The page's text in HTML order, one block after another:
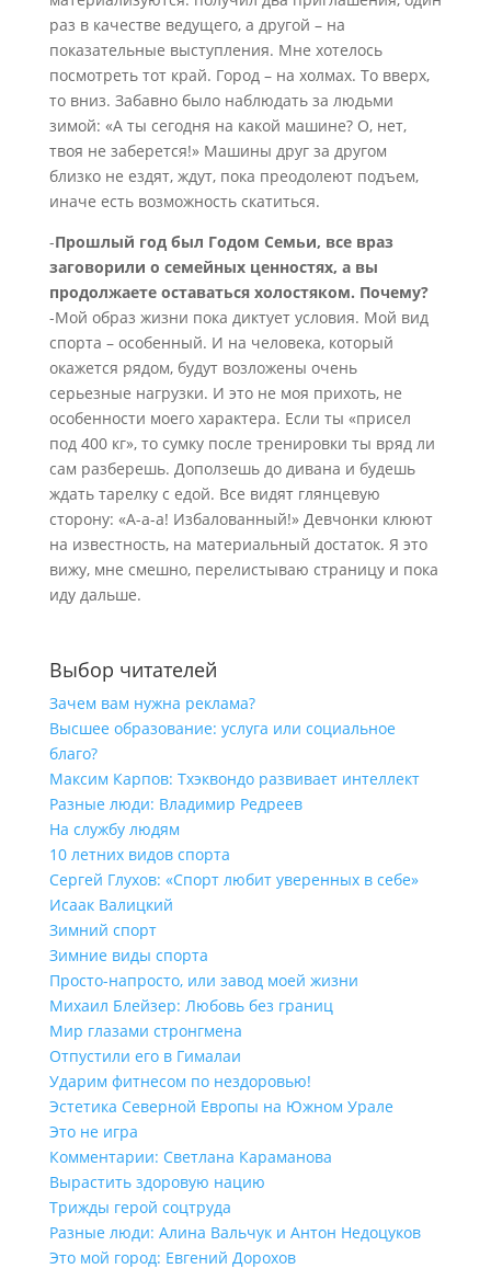
раз в качестве ведущего, а другой – на
показательные выступления. Мне хотелось
посмотреть тот край. Город – на холмах. То вверх,
то вниз. Забавно было наблюдать за людьми
зимой: «А ты сегодня на какой машине? О, нет,
твоя не заберется!» Машины друг за другом
близко не ездят, ждут, пока преодолеют подъем,
иначе есть возможность скатиться.
-Прошлый год был Годом Семьи, все враз
заговорили о семейных ценностях, а вы
продолжаете оставаться холостяком. Почему?
-Мой образ жизни пока диктует условия. Мой вид
спорта – особенный. И на человека, который
окажется рядом, будут возложены очень
серьезные нагрузки. И это не моя прихоть, не
особенности моего характера. Если ты «присел
под 400 кг», то сумку после тренировки ты вряд ли
сам разберешь. Доползешь до дивана и будешь
ждать тарелку с едой. Все видят глянцевую
сторону: «А-а-а! Избалованный!» Девчонки клюют
на известность, на материальный достаток. Я это
вижу, мне смешно, перелистываю страницу и пока
иду дальше.
Выбор читателей
Зачем вам нужна реклама?
Высшее образование: услуга или социальное
благо?
Максим Карпов: Тхэквондо развивает интеллект
Разные люди: Владимир Редреев
На службу людям
10 летних видов спорта
Сергей Глухов: «Спорт любит уверенных в себе»
Исаак Валицкий
Зимний спорт
Зимние виды спорта
Просто-напросто, или завод моей жизни
Михаил Блейзер: Любовь без границ
Мир глазами стронгмена
Отпустили его в Гималаи
Ударим фитнесом по нездоровью!
Эстетика Северной Европы на Южном Урале
Это не игра
Комментарии: Светлана Караманова
Вырастить здоровую нацию
Трижды герой соцтруда
Разные люди: Алина Вальчук и Антон Недоцуков
Это мой город: Евгений Дорохов